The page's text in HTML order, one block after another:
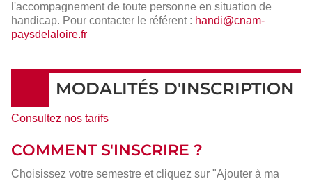
l'accompagnement de toute personne en situation de
handicap. Pour contacter le référent : handi@cnam-
paysdelaloire.fr
MODALITÉS D'INSCRIPTION
Consultez nos tarifs
COMMENT S'INSCRIRE ?
Choisissez votre semestre et cliquez sur "Ajouter à ma